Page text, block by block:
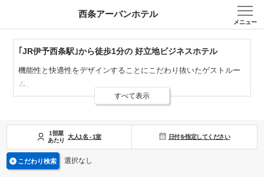
西条アーバンホテル
メニュー
｢JR伊予西条駅｣から徒歩1分の 好立地ビジネスホテル
機能性と快適性をデザインすることにこだわり抜いたゲストルー
ム、
充実の設備、心を込めたサービスで快適な時間を提供いたしま
白を基調とした清潔感のあるお部屋。
寝心地の良いシモンズ社製ベッドとデュベタイプ羽毛布団、触り
心地バツグンの今治タオルを使用しています。
すべて表示
1部屋
あたり
大人1名 -1室 日付を指定してください
こだわり検索 選択なし